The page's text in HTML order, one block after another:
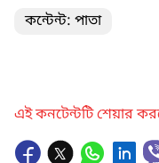
কন্টেন্ট: পাতা
এই কনটেন্টটি শেয়ার